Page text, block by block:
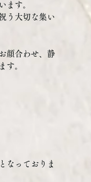
ます。
う大切な集い
顔合わせ、静
す。
なっておりま